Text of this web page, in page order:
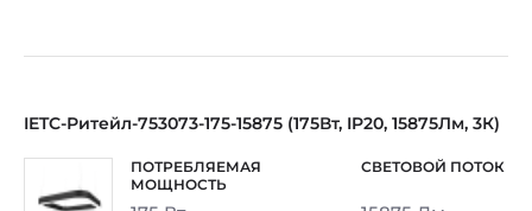
IETC-Ритейл-753073-175-15875 (175Вт, IP20, 15875Лм, 3К)